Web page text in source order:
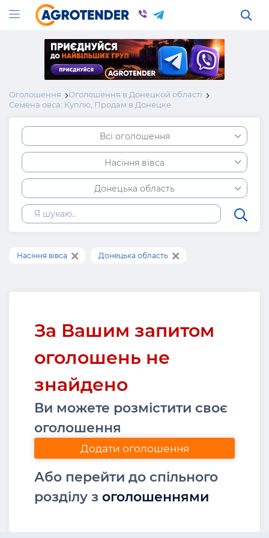
Оголошення
Оголошення в Донецкой області
Семена овса: Куплю, Продам в Донецке
Всі оголошення
Насіння вівса
Донецька область
Насіння вівса Донецька область
За Вашим запитом
оголошень не
знайдено
Ви можете розмістити своє
оголошення
Додати оголошення
Або перейти до спільного
розділу з оголошеннями